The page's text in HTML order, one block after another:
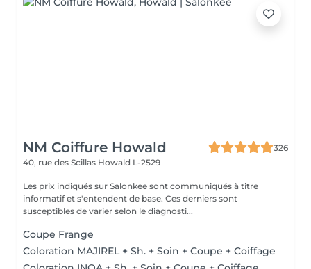
NM Coiffure Howald
326
40, rue des Scillas Howald L-2529
Les prix indiqués sur Salonkee sont communiqués à titre
informatif et s'entendent de base. Ces derniers sont
susceptibles de varier selon le diagnosti...
Coupe Frange
Coloration MAJIREL + Sh. + Soin + Coupe + Coiffage